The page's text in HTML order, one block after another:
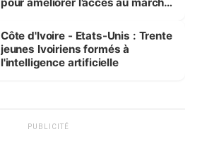
Côte d'Ivoire - Etats-Unis : Trente
jeunes Ivoiriens formés à
l'intelligence artificielle
PUBLICITÉ